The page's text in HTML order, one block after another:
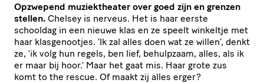
Opzwepend muziektheater over goed zijn en grenzen
stellen. Chelsey is nerveus. Het is haar eerste
schooldag in een nieuwe klas en ze speelt winkeltje met
haar klasgenootjes. ‘Ik zal alles doen wat ze willen’, denkt
ze, ‘ik volg hun regels, ben lief, behulpzaam, alles, als ik
er maar bij hoor.’ Maar het gaat mis. Haar grote zus
komt to the rescue. Of maakt zij alles erger?